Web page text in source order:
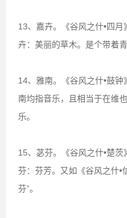
13、嘉卉。《谷风之什•四月
卉：美丽的草木。是个带着
14、雅南。《谷风之什•鼓钟
南均指音乐，且相当于在维
乐。
15、苾芬。《谷风之什•楚茨
芬：芬芳。又如《谷风之什•
芬”。